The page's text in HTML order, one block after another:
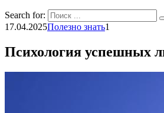
Search for:
17.04.2025Полезно знать1
Психология успешных